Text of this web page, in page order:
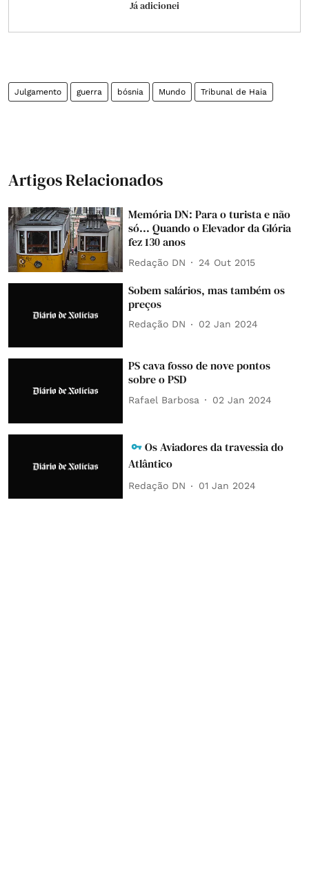
Já adicionei
Julgamento guerra bósnia Mundo Tribunal de Haia
Artigos Relacionados
Memória DN: Para o turista e não
só... Quando o Elevador da Glória
fez 130 anos
Redação DN 24 Out 2015
Sobem salários, mas também os
preços
Redação DN 02 Jan 2024
PS cava fosso de nove pontos
sobre o PSD
Rafael Barbosa 02 Jan 2024
Os Aviadores da travessia do
Atlântico
Redação DN 01 Jan 2024